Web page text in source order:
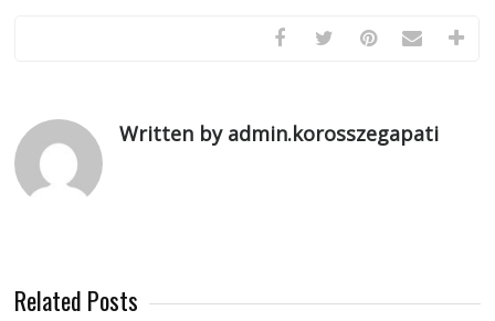
Written by admin.korosszegapati
Related Posts